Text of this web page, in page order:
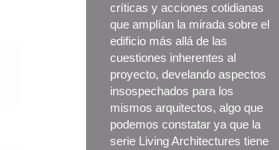
críticas y acciones cotidianas
que amplían la mirada sobre el
edificio más allá de las
cuestiones inherentes al
proyecto, develando aspectos
insospechados para los
mismos arquitectos, algo que
podemos constatar ya que la
serie Living Architectures tiene